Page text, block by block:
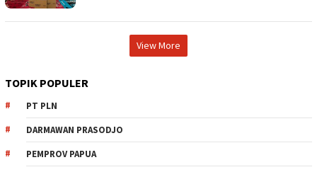
View More
TOPIK POPULER
PT PLN
DARMAWAN PRASODJO
PEMPROV PAPUA